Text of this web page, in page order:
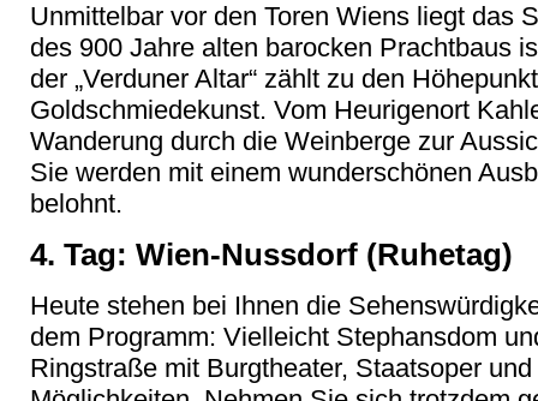
Unmittelbar vor den Toren Wiens liegt das
des 900 Jahre alten barocken Prachtbaus
der „Verduner Altar“ zählt zu den
Goldschmiedekunst. Vom Heurigenort
Wanderung durch die Weinberge zur
Sie werden mit einem wunderschönen
belohnt.
4. Tag: Wien-Nussdorf (Ruhetag)
Heute stehen bei Ihnen die
dem Programm: Vielleicht Stephansdom
Ringstraße mit Burgtheater, Staatsoper